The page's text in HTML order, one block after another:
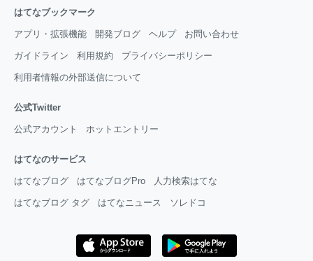
はてなブックマーク
アプリ・拡張機能 開発ブログ ヘルプ お問い合わせ
ガイドライン 利用規約 プライバシーポリシー
利用者情報の外部送信について
公式Twitter
公式アカウント ホットエントリー
はてなのサービス
はてなブログ はてなブログPro 人力検索はてな
はてなブログ タグ はてなニュース ソレドコ